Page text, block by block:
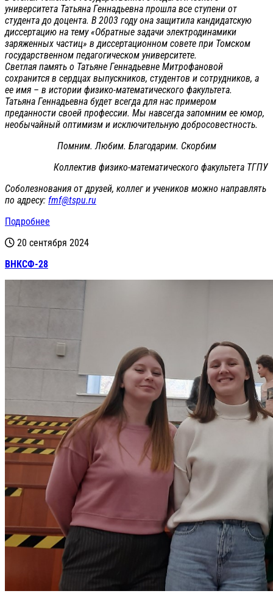
университета Татьяна Геннадьевна прошла все ступени от
студента до доцента. В 2003 году она защитила кандидатскую
диссертацию на тему «Обратные задачи электродинамики
заряженных частиц» в диссертационном совете при Томском
государственном педагогическом университете.
Светлая память о Татьяне Геннадьевне Митрофановой
сохранится в сердцах выпускников, студентов и сотрудников, а
ее имя – в истории физико-математического факультета.
Татьяна Геннадьевна будет всегда для нас примером
преданности своей профессии. Мы навсегда запомним ее юмор,
необычайный оптимизм и исключительную добросовестность.
Помним. Любим. Благодарим. Скорбим
Коллектив физико-математического факультета ТГПУ
Соболезнования от друзей, коллег и учеников можно направлять
по адресу: fmf@tspu.ru
Подробнее
20 сентября 2024
ВНКСФ-28